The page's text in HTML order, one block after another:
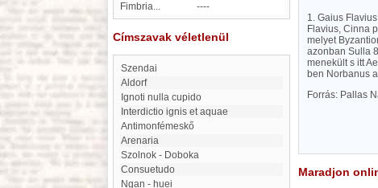
Fimbria...
----
Címszavak véletlenül
Szendai
Aldorf
ignoti nulla cupido
Interdictio ignis et aquae
Antimonfémeskő
Arenaria
Szolnok - Doboka
consuetudo
Ngan - huei
1. Gaius
Flavius, Cinna
melyet
azonban Sulla
menekült s itt
ben Norbanus
Forrás: Pallas
Maradjon